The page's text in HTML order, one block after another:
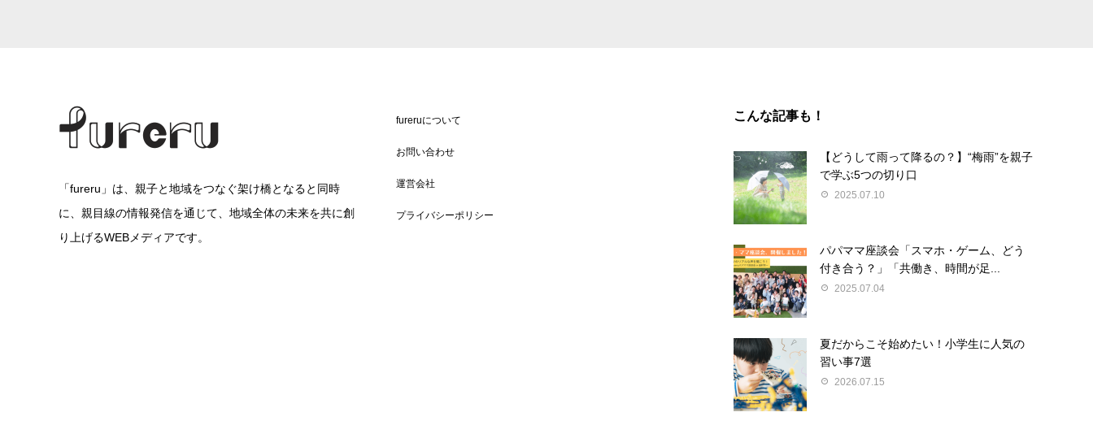
「fureru」は、親子と地域をつなぐ架け橋となると同時
に、親目線の情報発信を通じて、地域全体の未来を共に創
り上げるWEBメディアです。
fureruについて
お問い合わせ
運営会社
プライバシーポリシー
こんな記事も！
【どうして雨って降るの？】“梅雨”を親子
で学ぶ5つの切り口
2025.07.10
パパママ座談会「スマホ・ゲーム、どう
付き合う？」「共働き、時間が足...
2025.07.04
夏だからこそ始めたい！小学生に人気の
習い事7選
2026.07.15